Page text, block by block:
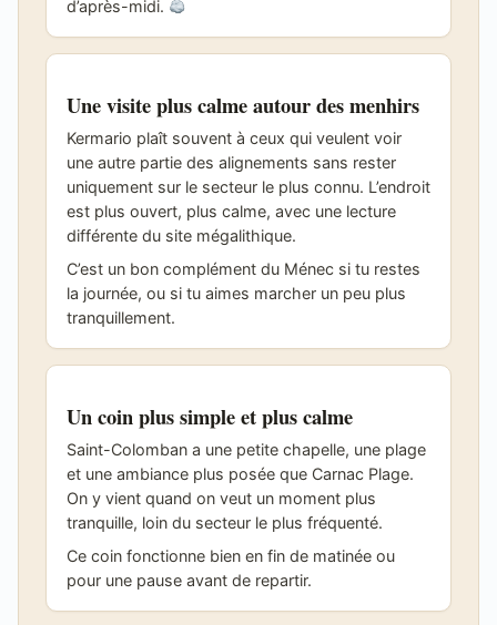
d’après-midi.
Une visite plus calme autour des menhirs
Kermario plaît souvent à ceux qui veulent voir
une autre partie des alignements sans rester
uniquement sur le secteur le plus connu. L’endroit
est plus ouvert, plus calme, avec une lecture
différente du site mégalithique.
C’est un bon complément du Ménec si tu restes
la journée, ou si tu aimes marcher un peu plus
tranquillement.
Un coin plus simple et plus calme
Saint-Colomban a une petite chapelle, une plage
et une ambiance plus posée que Carnac Plage.
On y vient quand on veut un moment plus
tranquille, loin du secteur le plus fréquenté.
Ce coin fonctionne bien en fin de matinée ou
pour une pause avant de repartir.